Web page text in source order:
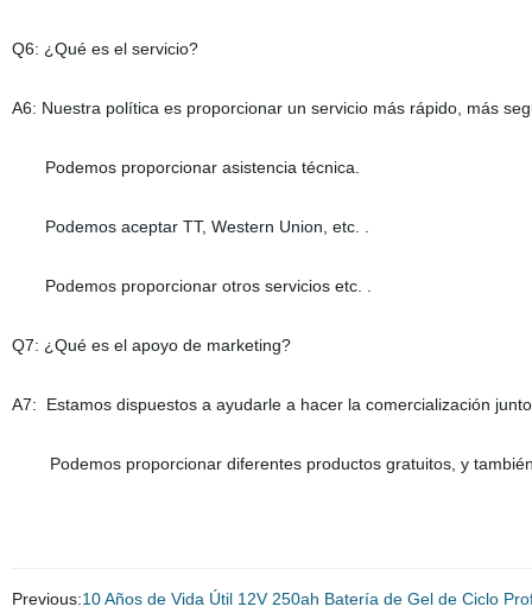
Q6: ¿Qué es el servicio?
A6: Nuestra política es proporcionar un servicio más rápido, más
Podemos proporcionar asistencia técnica.
Podemos aceptar TT, Western Union, etc. .
Podemos proporcionar otros servicios etc. .
Q7: ¿Qué es el apoyo de marketing?
A7: Estamos dispuestos a ayudarle a hacer la comercialización
Podemos proporcionar diferentes productos gratuitos, y
Previous:10 Años de Vida Útil 12V 250ah Batería de Gel de Ciclo